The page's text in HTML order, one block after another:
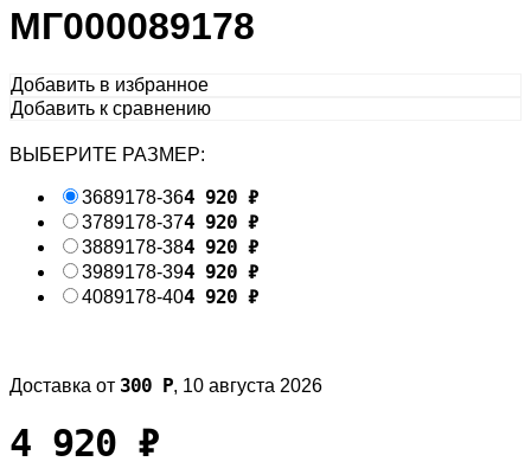
МГ000089178
Добавить в избранное
Добавить к сравнению
ВЫБЕРИТЕ РАЗМЕР:
3689178-364 920 ₽
3789178-374 920 ₽
3889178-384 920 ₽
3989178-394 920 ₽
4089178-404 920 ₽
Доставка от 300 Р, 10 августа 2026
4 920 ₽